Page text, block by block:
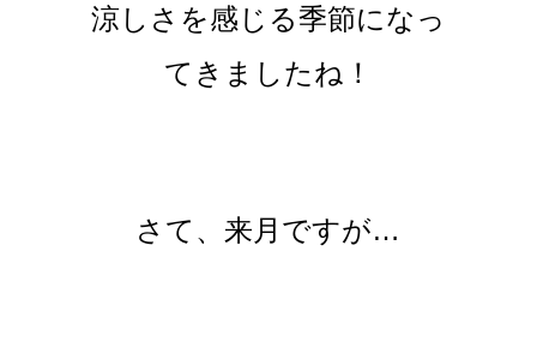
涼しさを感じる季節になっ
てきましたね！
さて、来月ですが…